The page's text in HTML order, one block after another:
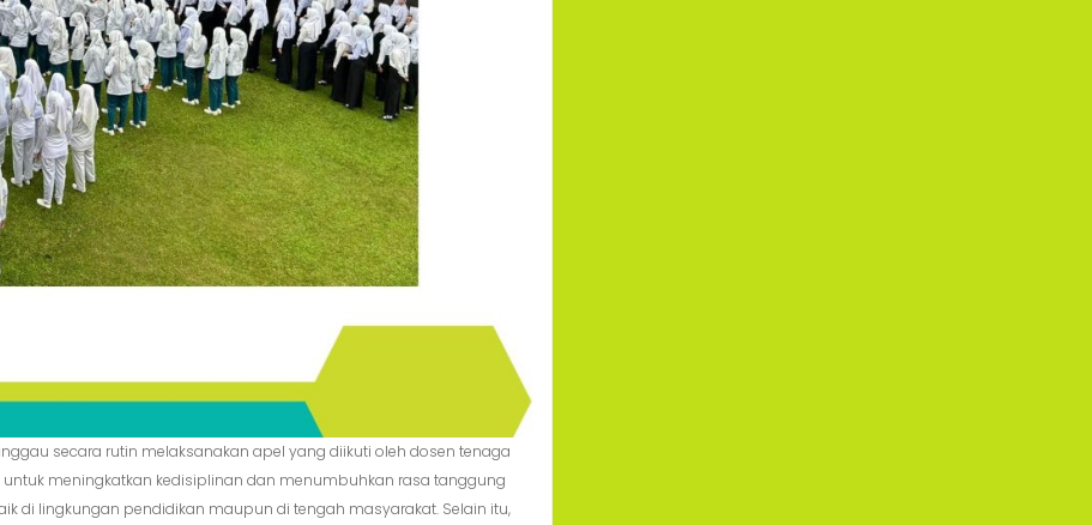
secara rutin melaksanakan apel yang diikuti oleh dosen tenaga
meningkatkan kedisiplinan dan menumbuhkan rasa tanggung
di lingkungan pendidikan maupun di tengah masyarakat. Selain itu,